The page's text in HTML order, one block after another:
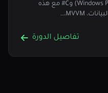
أتقن Windows Presentation Foundation (WPF) وC# مع هذه
تفاصيل الدورة